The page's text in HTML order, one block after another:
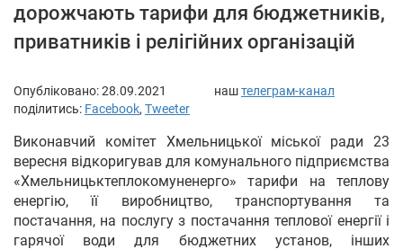
дорожчають тарифи для бюджетників,
приватників і релігійних організацій
Опубліковано:28.09.2021 наштелеграм-канал
поділитись: Facebook, Tweeter
Виконавчий комітет Хмельницької міської ради 23
вересня відкоригував для комунального підприємства
«Хмельницьктеплокомуненерго» тарифи на теплову
енергію, її виробництво, транспортування та
постачання, на послугу з постачання теплової енергії і
гарячої води для бюджетних установ, інших